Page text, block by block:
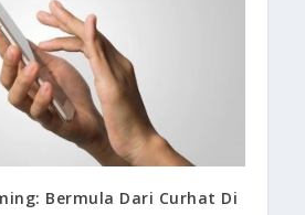
Bermula Dari Curhat Di